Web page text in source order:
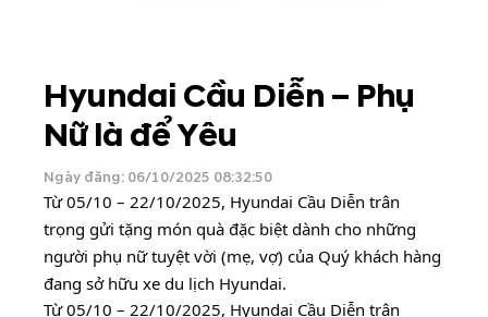
Hyundai Cầu Diễn – Phụ
Nữ là để Yêu
Ngày đăng: 06/10/2025 08:32:50
Từ 05/10 – 22/10/2025, Hyundai Cầu Diễn trân
trọng gửi tặng món quà đặc biệt dành cho những
người phụ nữ tuyệt vời (mẹ, vợ) của Quý khách hàng
đang sở hữu xe du lịch Hyundai.
Từ 05/10 – 22/10/2025, Hyundai Cầu Diễn trân